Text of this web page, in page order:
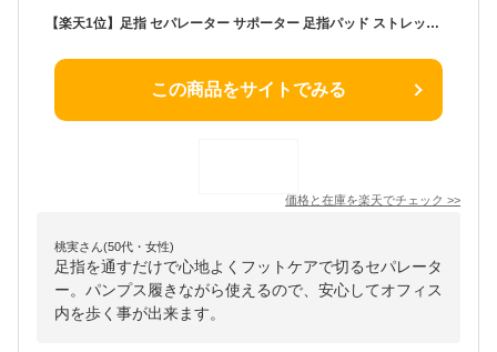
【楽天1位】足指 セパレーター サポーター 足指パッド ストレッチ フットケア 美脚 ペディキュア トゥセパレーター 健康グッズ 男女兼用 シリコン リノウル
この商品をサイトでみる
価格と在庫を楽天でチェック >>
桃実さん(50代・女性)
足指を通すだけで心地よくフットケアで切るセパレータ
ー。パンプス履きながら使えるので、安心してオフィス
内を歩く事が出来ます。